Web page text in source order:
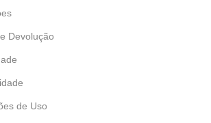
Devolução
de Uso